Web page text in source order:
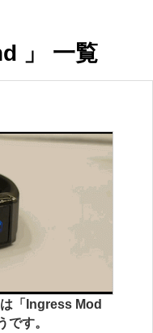
」 一覧
「Ingress Mod
です。